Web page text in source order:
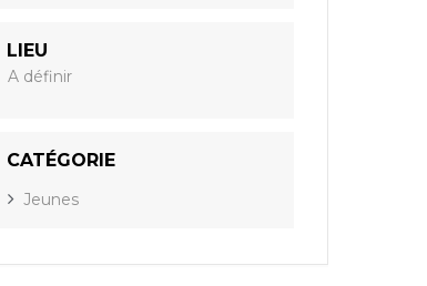
LIEU
A définir
CATÉGORIE
Jeunes